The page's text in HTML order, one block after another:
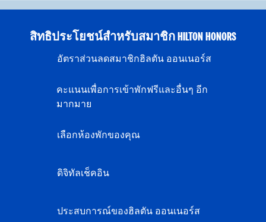
สิทธิประโยชน์สำหรับสมาชิก HILTON HONORS
อัตราส่วนลดสมาชิกฮิลตัน ออนเนอร์ส
คะแนนเพื่อการเข้าพักฟรีและอื่นๆ อีก
มากมาย
เลือกห้องพักของคุณ
ดิจิทัลเช็คอิน
ประสบการณ์ของฮิลตัน ออนเนอร์ส